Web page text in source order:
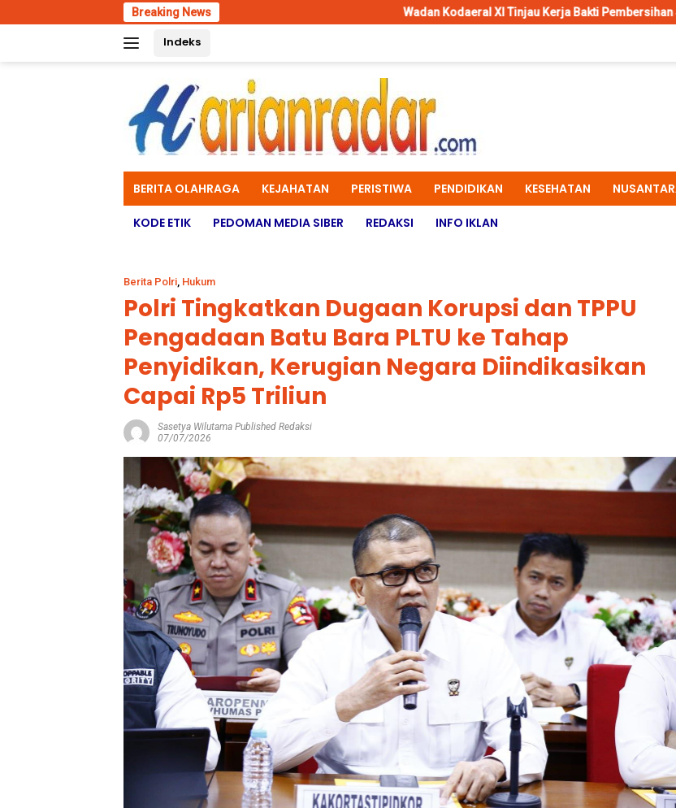
to
Breaking News Wadan Kodaeral XI Tinjau Kerja Bakti Pembersihan Stadion Katalpal
Indeks
BERITA OLAHRAGA KEJAHATAN PERISTIWA PENDIDIKAN KESEHATAN
KODE ETIK PEDOMAN MEDIA SIBER REDAKSI INFO IKLAN
Berita Polri, Hukum
Polri Tingkatkan Dugaan Korupsi dan TPPU
Pengadaan Batu Bara PLTU ke Tahap
Penyidikan, Kerugian Negara Diindikasikan
Capai Rp5 Triliun
Sasetya Wilutama Published Redaksi
07/07/2026